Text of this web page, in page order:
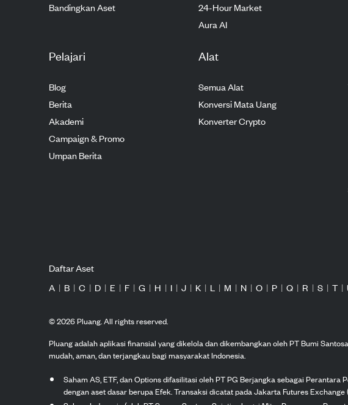
Bandingkan Aset
24-Hour Market
Aura AI
Pelajari
Blog
Berita
Akademi
Campaign & Promo
Umpan Berita
Alat
Semua Alat
Konversi Mata Uang
Konverter Crypto
Daftar Aset
A | B | C | D | E | F | G | H | I | J | K | L | M | N | O | P | Q | R | S | T |
©2026Pluang. All rights reserved.
Pluang adalah aplikasi finansial yang dikelola dan dikembangkan oleh PT Bumi
mudah, aman, dan terjangkau bagi masyarakat Indonesia.
Saham AS, ETF, dan Options difasilitasi oleh PT PG Berjangka sebagai
dengan aset dasar berupa Efek. Transaksi dicatat pada Jakarta Futures